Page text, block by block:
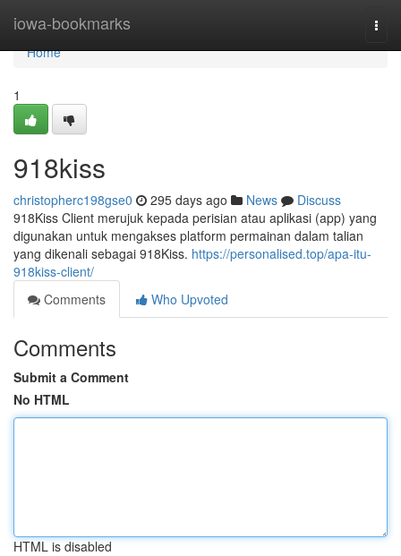
iowa-bookmarks
Home
Home
1
918kiss
christopherc198gse0 295 days ago News
Discuss
918Kiss Client merujuk kepada perisian atau aplikasi (app) yang
digunakan untuk mengakses platform permainan dalam talian
yang dikenali sebagai 918Kiss. https://personalised.top/apa-itu-
918kiss-client/
Comments
Who Upvoted
Comments
Submit a Comment
No HTML
HTML is disabled